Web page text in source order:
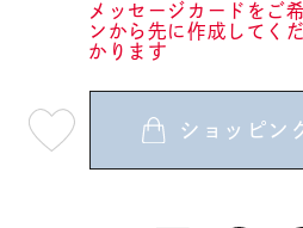
メッセージカードをご
ンから先に作成してく
かります
08
ショッピン